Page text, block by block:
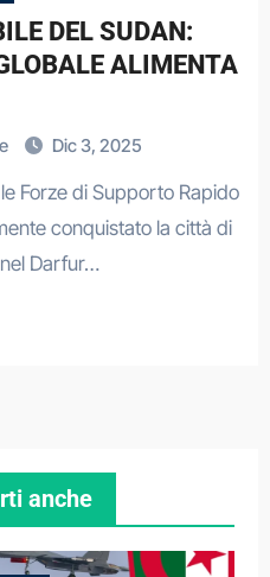
DEL SUDAN:
ALIMENTA
Dic 3, 2025
Forze di Supporto Rapido
conquistato la città di
Darfur…
anche